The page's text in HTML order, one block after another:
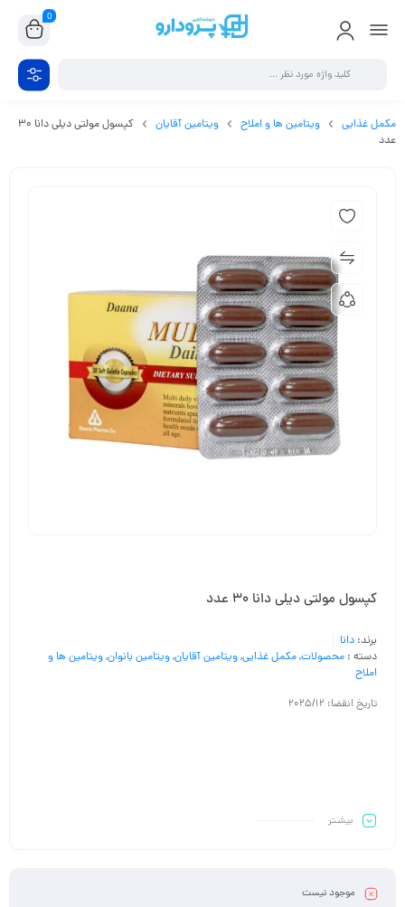
0
مکمل غذایی ویتامین ها و املاح ویتامین آقایان
کپسول مولتی دیلی دانا 30
عدد
کپسول مولتی دیلی دانا 30 عدد
برند: دانا
دسته : محصولات,مکمل غذایی,ویتامین آقایان,ویتامین بانوان,ویتامین ها و
املاح
تاریخ انقضا: 2025/12
بیشـتر
موجود نیست